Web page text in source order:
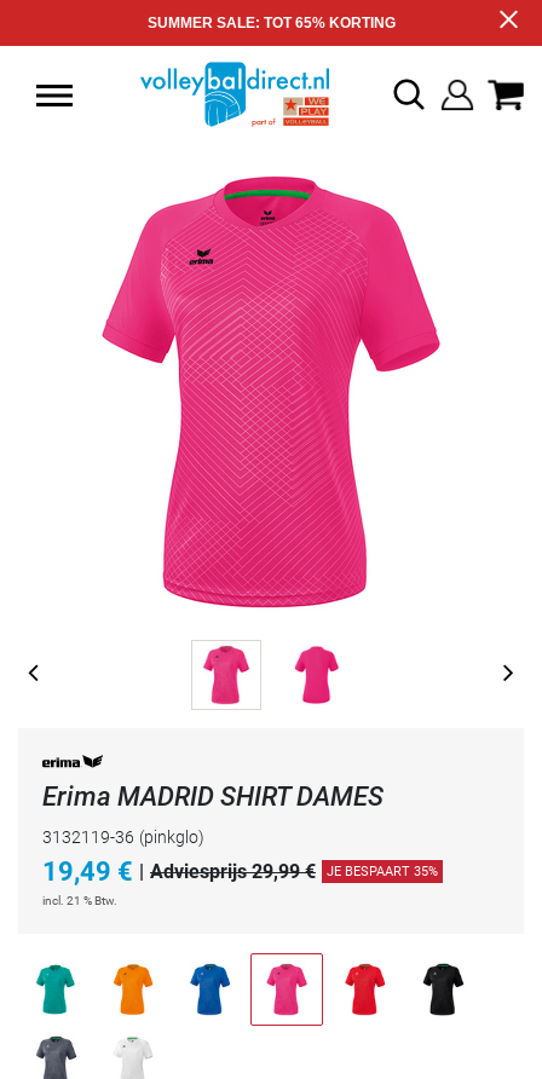
SUMMER SALE: TOT 65% KORTING
Erima MADRID SHIRT DAMES
3132119-36 (pinkglo)
19,49 € | Adviesprijs 29,99 € JE BESPAART 35%
incl. 21 % Btw.